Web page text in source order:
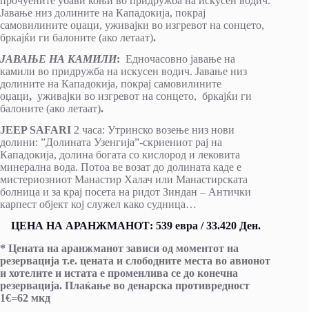
Јавање низ долините на Кападокија, покрај
самовилините оџаци, уживајки во изгревот на сонцето,
бркајќи ги балоните (ако летаат).
ЈАВАЊЕ НА КАМИЛИ: Едночасовно јавање на
камили во придружба на искусен водич. Јавање низ
долините на Кападокија, покрај самовилините
оџаци, уживајки во изгревот на сонцето, бркајќи ги
балоните (ако летаат).
JEEP SAFARI 2 часа: Утринско возење низ нови
долини: ”Долината Узенгија”-скриениот рај на
Кападокија, долина богата со кислород и лековита
минерална вода. Потоа ве возат до долината каде е
мистериозниот Манастир Халач или Манастирската
болница и за крај посета на ридот Зиндан – Антички
карпест објект кој служел како судница…
ЦЕНА НА АРАНЖМАНОТ: 539 евра / 33.420 Ден.
* Цената на аранжманот зависи од моментот на
резервација т.е. цената и слободните места во авионот
и хотелите и истата е променлива се до конечна
резервација. Плаќање во денарска противредност
1€=62 мкд